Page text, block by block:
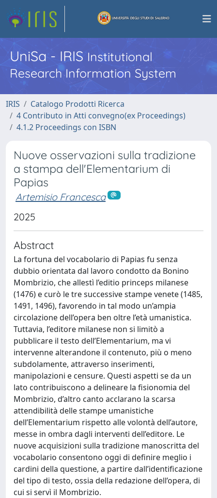
UniSa - IRISInstitutional
Research Information System
IRIS
Catalogo Prodotti Ricerca
4 Contributo in Atti convegno(ex Proceedings)
4.1.2 Proceedings con ISBN
Nuove osservazioni sulla tradizione
a stampa dell'Elementarium di
Papias
Artemisio Francesca
2025
Abstract
La fortuna del vocabolario di Papias fu senza
dubbio orientata dal lavoro condotto da Bonino
Mombrizio, che allestì l’editio princeps milanese
(1476) e curò le tre successive stampe venete (1485,
1491, 1496), favorendo in tal modo un’ampia
circolazione dell’opera ben oltre l’età umanistica.
Tuttavia, l’editore milanese non si limitò a
pubblicare il testo dell’Elementarium, ma vi
intervenne alterandone il contenuto, più o meno
subdolamente, attraverso inserimenti,
manipolazioni e censure. Questi aspetti se da un
lato contribuiscono a delineare la fisionomia del
Mombrizio, d’altro canto acclarano la scarsa
attendibilità delle stampe umanistiche
dell’Elementarium rispetto alle volontà dell’autore,
messe in ombra dagli interventi dell’editore. Le
nuove acquisizioni sulla tradizione manoscritta del
vocabolario consentono oggi di definire meglio i
cardini della questione, a partire dall’identificazione
del tipo di testo, ossia della redazione dell’opera, di
cui si servì il Mombrizio.